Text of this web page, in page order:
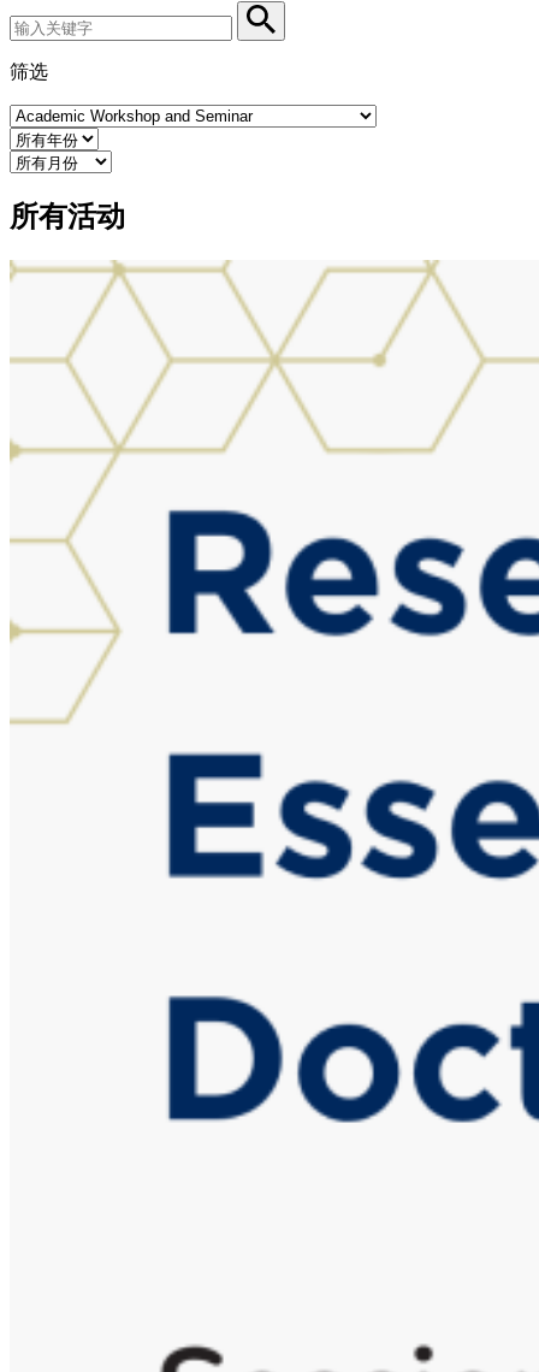
Search
筛选
Event Category
Year
Month
所有活动